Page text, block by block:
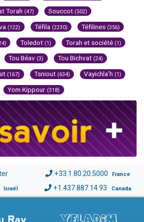
Torah (47) Souccot (502)
(122) Téfila (2230) Téfilines (356)
Toledot (1) Torah et société (1)
Tou Béav (3) Tou Bichvat (24)
(167) Tsniout (634) Vayichla'h (1)
Yom Kippour (318)
+33.1.80.20.5000 France
Israël +1.437.887.14.93 Canada